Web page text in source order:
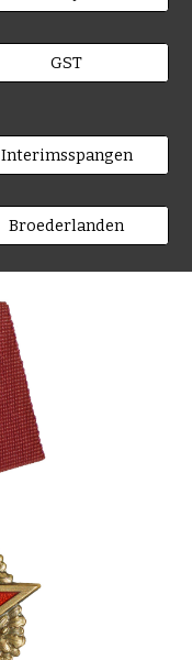
GST
Interimsspangen
Broederlanden